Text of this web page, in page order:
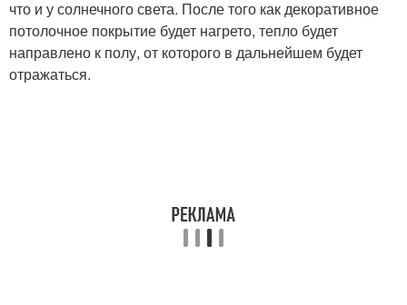
что и у солнечного света. После того как декоративное
потолочное покрытие будет нагрето, тепло будет
направлено к полу, от которого в дальнейшем будет
отражаться.